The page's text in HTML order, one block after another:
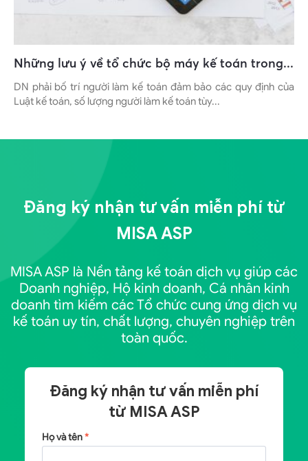
Những lưu ý về tổ chức bộ máy kế toán trong...
DN phải bố trí người làm kế toán đảm bảo các quy định của
Luật kế toán, số lượng người làm kế toán tùy...
Đăng ký nhận tư vấn miễn phí từ
MISA ASP
MISA ASP là Nền tảng kế toán dịch vụ giúp các
Doanh nghiệp, Hộ kinh doanh, Cá nhân kinh
doanh tìm kiếm các Tổ chức cung ứng dịch vụ
kế toán uy tín, chất lượng, chuyên nghiệp trên
toàn quốc.
Đăng ký nhận tư vấn miễn phí
từ MISA ASP
Họ và tên*